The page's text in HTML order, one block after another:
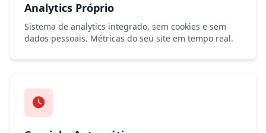
Analytics Próprio
Sistema de analytics integrado, sem cookies e sem
dados pessoais. Métricas do seu site em tempo real.